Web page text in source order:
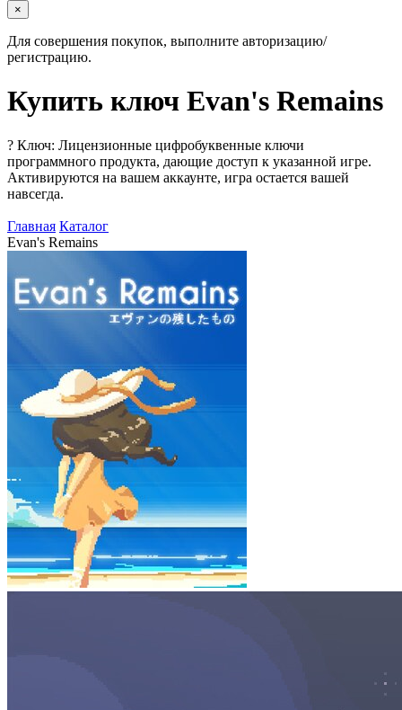
×
Для совершения покупок, выполните авторизацию/
регистрацию.
Купить ключ Evan's Remains
? Ключ: Лицензионные цифробуквенные ключи
программного продукта, дающие доступ к указанной игре.
Активируются на вашем аккаунте, игра остается вашей
навсегда.
Главная Каталог
Evan's Remains